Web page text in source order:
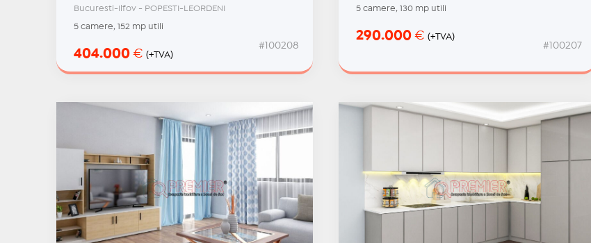
Bucuresti-Ilfov - POPESTI-LEORDENI
5 camere, 152 mp utili
404.000 € (+TVA)
#100208
5 camere, 130 mp utili
290.000€ (+TVA)
#100207